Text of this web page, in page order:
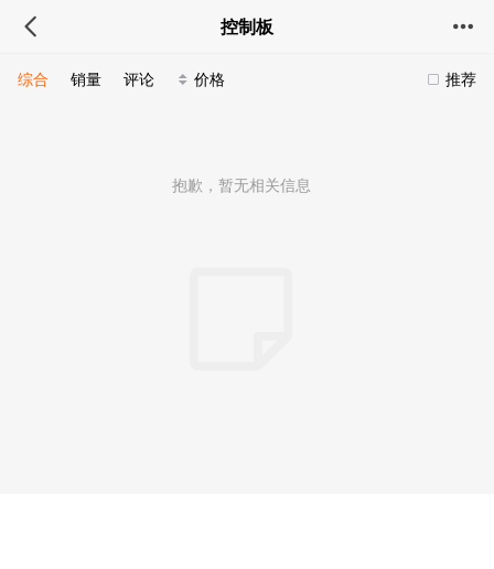
控制板
推荐
综合 销量 评论 价格
抱歉，暂无相关信息